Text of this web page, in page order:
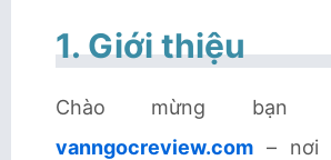
1. Giới thiệu
Chào mừng bạn
vanngocreview.com – nơi